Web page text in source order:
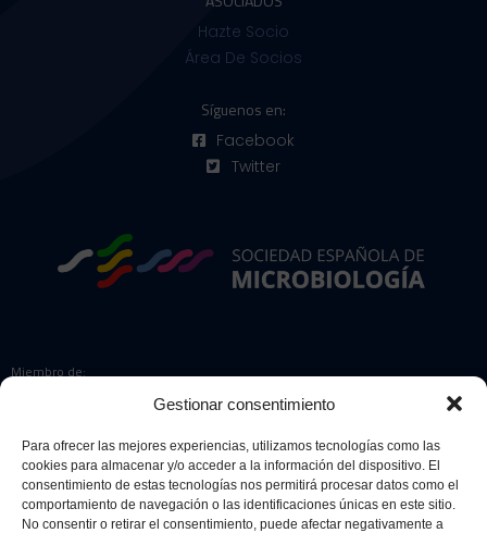
Gestionar consentimiento
Para ofrecer las mejores experiencias, utilizamos tecnologías como las
cookies para almacenar y/o acceder a la información del dispositivo. El
consentimiento de estas tecnologías nos permitirá procesar datos como el
comportamiento de navegación o las identificaciones únicas en este sitio.
No consentir o retirar el consentimiento, puede afectar negativamente a
Miembro de:
Colaboradores:
Hazte Socio
Área De Socios
Síguenos en:
Facebook
Twitter